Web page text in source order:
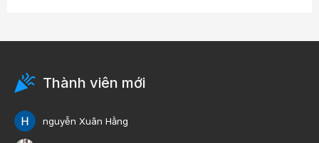
Thành viên mới
nguyễn Xuân Hằng